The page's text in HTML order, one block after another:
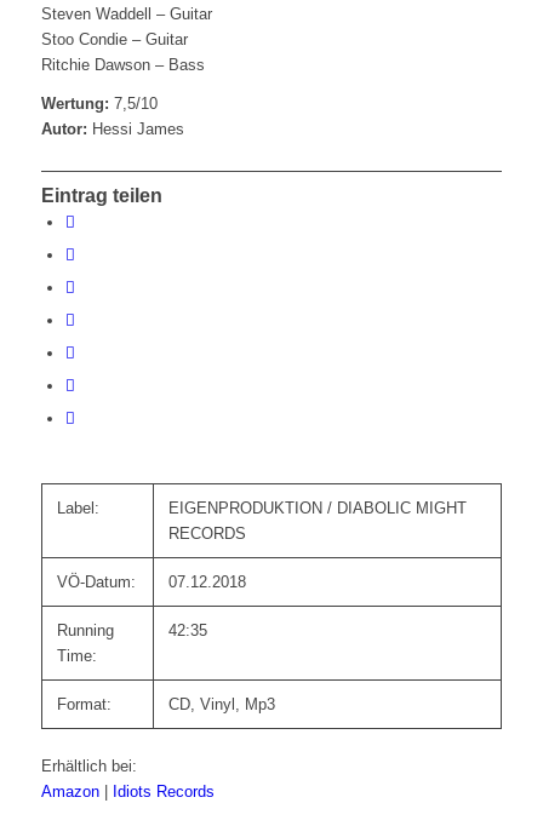
Steven Waddell – Guitar
Stoo Condie – Guitar
Ritchie Dawson – Bass
Wertung: 7,5/10
Autor: Hessi James
Eintrag teilen
Label:
EIGENPRODUKTION / DIABOLIC MIGHT
RECORDS
VÖ-Datum: 07.12.2018
Running
Time:
42:35
Format: CD, Vinyl, Mp3
Erhältlich bei:
Amazon
Idiots Records